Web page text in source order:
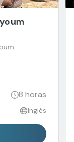
8 horas
Inglés